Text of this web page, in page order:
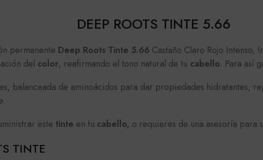
DEEP ROOTS TINTE 5.66
permanente Deep Roots Tinte 5.66 Castaño Claro Rojo
del color, reafirmando el tono natural de tu cabello. Para así
balanceada de aminoácidos para dar propiedades hidratantes,
este tinte en tu cabello, o requieres de una asesoría para
TINTE